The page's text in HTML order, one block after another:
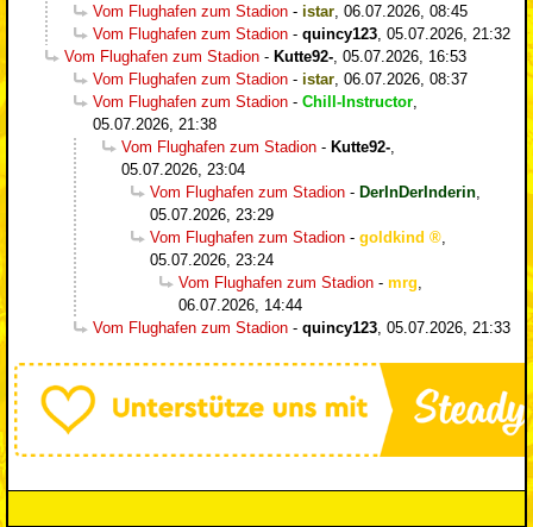
Vom Flughafen zum Stadion - istar, 06.07.2026, 08:45
Vom Flughafen zum Stadion - quincy123, 05.07.2026, 21:32
Vom Flughafen zum Stadion - Kutte92-, 05.07.2026, 16:53
Vom Flughafen zum Stadion - istar, 06.07.2026, 08:37
Vom Flughafen zum Stadion - Chill-Instructor,
05.07.2026, 21:38
Vom Flughafen zum Stadion - Kutte92-,
05.07.2026, 23:04
Vom Flughafen zum Stadion - DerInDerInderin,
05.07.2026, 23:29
Vom Flughafen zum Stadion - goldkind
,
05.07.2026, 23:24
Vom Flughafen zum Stadion - mrg,
06.07.2026, 14:44
Vom Flughafen zum Stadion - quincy123, 05.07.2026, 21:33